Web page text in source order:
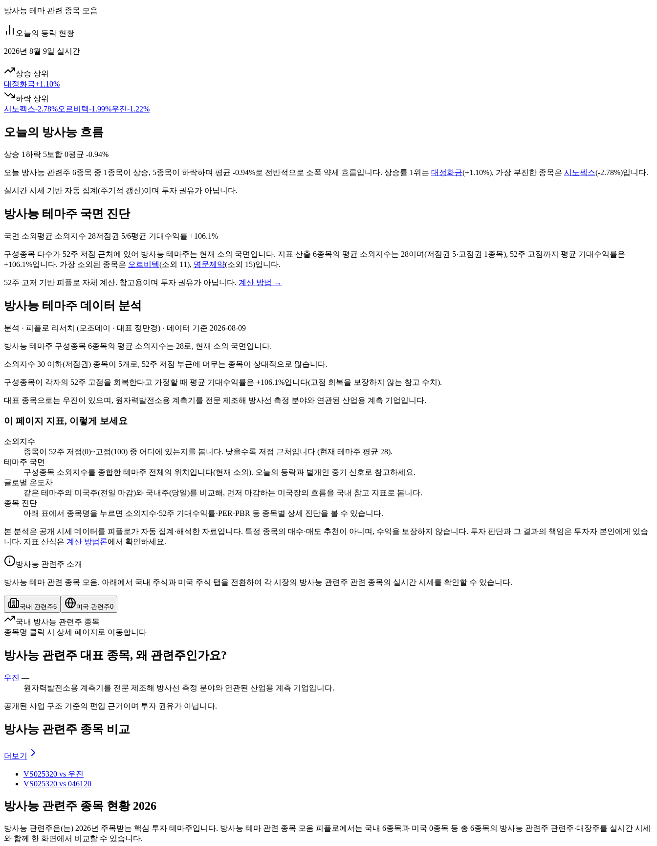
방사능 테마 관련 종목 모음
오늘의 등락 현황
2026년 8월 9일 실시간
상승 상위
대정화금+1.10%
하락 상위
시노펙스-2.78%오르비텍-1.99%우진-1.22%
오늘의 방사능 흐름
상승 1하락 5보합 0평균 -0.94%
오늘 방사능 관련주 6종목 중 1 종목이 상승, 5종목이 하락하며 평균 -0.94%로 전반적으로 소폭 약세 흐름입니다. 상승률 1위는 대정화금(+1.10%), 가장 부진한 종목은 시노펙스(-2.78%)입니다.
실시간 시세 기반 자동 집계(주기적 갱신)이며 투자 권유가 아닙니다.
방사능 테마주 국면 진단
국면 소외 평균 소외지수 28저점권 5/6평균 기대수익률 +106.1%
구성종목 다수가 52주 저점 근처에 있어 방사능 테마주는 현재 소외 국면입니다. 지표 산출 6종목의 평균 소외지수는 28이며(저점권 5·고점권 1 종목), 52주 고점까지 평균 기대수익률은
+106.1%입니다. 가장 소외된 종목은 오르비텍(소외 11), 명문제약(소외 15)입니다.
52주 고저 기반 피플로 자체 계산. 참고용이며 투자 권유가 아닙니다. 계산 방법 →
방사능 테마주 데이터 분석
분석 · 피플로 리서치 (모조데이 · 대표 정만경) · 데이터 기준 2026-08-09
방사능 테마주 구성종목 6종목의 평균 소외지수는 28로, 현재 소외 국면입니다.
소외지수 30 이하(저점권) 종목이 5개로, 52주 저점 부근에 머무는 종목이 상대적으로 많습니다.
구성종목이 각자의 52주 고점을 회복한다고 가정할 때 평균 기대수익률은 +106.1%입니다(고점 회복을 보장하지 않는 참고 수치).
대표 종목으로는 우진이 있으며, 원자력발전소용 계측기를 전문 제조해 방사선 측정 분야와 연관된 산업용 계측 기업입니다.
이 페이지 지표, 이렇게 보세요
소외지수
종목이 52주 저점(0)~고점(100) 중 어디에 있는지를 봅니다. 낮을수록 저점 근처입니다 (현재 테마주 평균 28).
테마주 국면
구성종목 소외지수를 종합한 테마주 전체의 위치입니다(현재 소외). 오늘의 등락과 별개인 중기 신호로 참고하세요.
글로벌 온도차
같은 테마주의 미국주(전일 마감)와 국내주(당일)를 비교해, 먼저 마감하는 미국장의 흐름을 국내 참고 지표로 봅니다.
종목 진단
아래 표에서 종목명을 누르면 소외지수·52주 기대수익률·PER·PBR 등 종목별 상세 진단을 볼 수 있습니다.
본 분석은 공개 시세 데이터를 피플로가 자동 집계·해석한 자료입니다. 특정 종목의 매수·매도 추천이 아니며, 수익을 보장하지 않습니다. 투자 판단과 그 결과의 책임은 투자자 본인에게 있습
니다. 지표 산식은 계산 방법론에서 확인하세요.
방사능 관련주 소개
방사능 테마 관련 종목 모음. 아래에서 국내 주식과 미국 주식 탭을 전환하여 각 시장의 방사능 관련주 관련 종목의 실시간 시세를 확인할 수 있습니다.
국내 관련주6 미국 관련주0
국내 방사능 관련주 종목
종목명 클릭 시 상세 페이지로 이동합니다
방사능 관련주 대표 종목, 왜 관련주인가요?
우진 —
원자력발전소용 계측기를 전문 제조해 방사선 측정 분야와 연관된 산업용 계측 기업입니다.
공개된 사업 구조 기준의 편입 근거이며 투자 권유가 아닙니다.
방사능 관련주 종목 비교
더보기
VS025320 vs 우진
VS025320 vs 046120
방사능 관련주 종목 현황 2026
방사능 관련주은(는) 2026년 주목받는 핵심 투자 테마주입니다. 방사능 테마 관련 종목 모음 피플로에서는 국내 6종목과 미국 0종목 등 총 6종목의 방사능 관련주 관련주·대장주를 실시간 시세
와 함께 한 화면에서 비교할 수 있습니다.